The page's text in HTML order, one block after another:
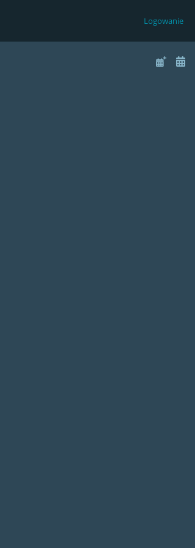
Logowanie